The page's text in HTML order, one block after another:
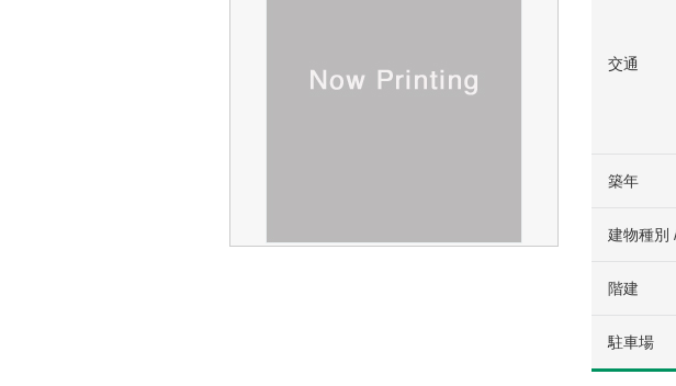
交通
築年
建物種別
階建
駐車場